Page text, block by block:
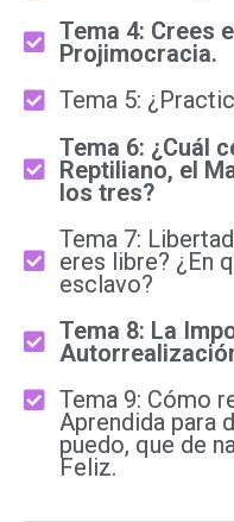
Tema 4: Crees
Projimocracia.
Tema 5:
Tema 6: ¿Cuál
Reptiliano, el
los tres?
Tema 7:
eres libre? ¿En
esclavo?
Tema 8: La
Tema 9: Cómo
Aprendida para
puedo, que de
Feliz.